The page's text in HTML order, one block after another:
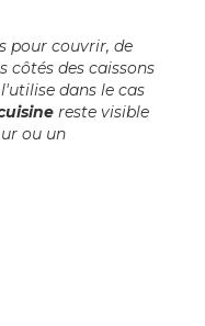
pour couvrir, de
côtés des caissons
dans le cas
reste visible
ou un